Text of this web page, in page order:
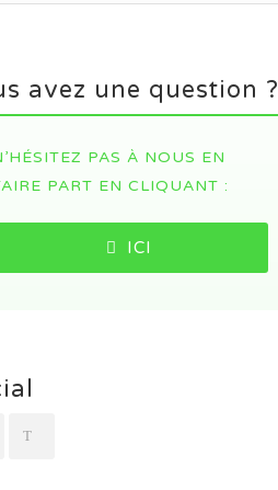
avez une question ?
PAS À NOUS EN
PART EN CLIQUANT :
ICI